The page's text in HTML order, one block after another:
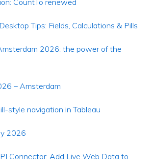
CountTo renewed
Tips: Fields, Calculations & Pills
2026: the power of the
– Amsterdam
style navigation in Tableau
2026
Connector: Add Live Web Data to